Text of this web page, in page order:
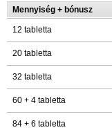
Mennyiség + bónusz
12 tabletta
20 tabletta
32 tabletta
60 + 4 tabletta
84 + 6 tabletta